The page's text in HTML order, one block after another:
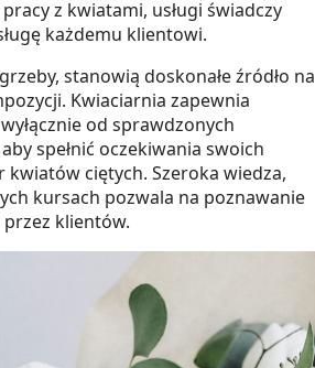
z kwiatami, usługi świadczy
każdemu klientowi.
stanowią doskonałe źródło na
Kwiaciarnia zapewnia
od sprawdzonych
spełnić oczekiwania swoich
ciętych. Szeroka wiedza,
kursach pozwala na poznawanie
klientów.